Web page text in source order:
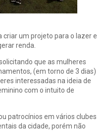
um projeto para o lazer e
renda.
que as mulheres
(em torno de 3 dias)
interessadas na ideia de
com o intuito de
patrocínios em vários clubes
da cidade, porém não